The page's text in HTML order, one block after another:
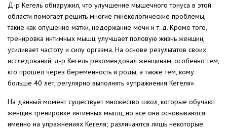
Д-р Кегель обнаружил, что улучшение мышечного тонуса в этой
области помогает решить многие гинекологические проблемы,
такие как опущение матки, недержание мочи и т. д. Кроме того,
тренировка интимных мышц улучшает половую жизнь женщин,
усиливает частоту и силу оргазма. На основе результатов своих
исследований, д-р Кегель рекомендовал женщинам, особенно тем,
кто прошел через беременность и роды, а также тем, кому
больше 40 лет, регулярно выполнять «упражнения Кегеля».
На данный момент существует множество школ, которые обучают
женщин тренировке интимных мышц, но все они основываются
именно на упражнениях Кегеля; различаются лишь некоторые